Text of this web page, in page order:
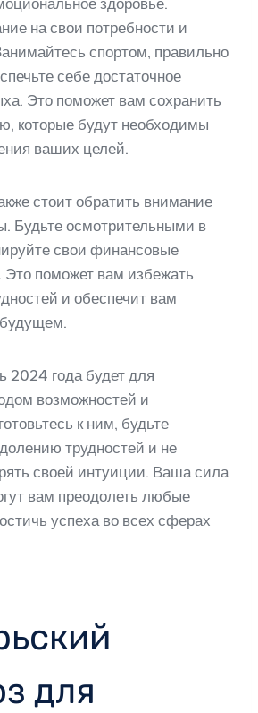
здоровье.
на свои потребности и
спортом, правильно
себе достаточное
Это поможет вам сохранить
которые будут необходимы
ваших целей.
стоит обратить внимание
Будьте осмотрительными в
свои финансовые
поможет вам избежать
и обеспечит вам
2024 года будет для
возможностей и
к ним, будьте
трудностей и не
своей интуиции. Ваша сила
вам преодолеть любые
успеха во всех сферах
для